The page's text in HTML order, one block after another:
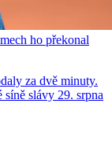
ho překonal
za dvě minuty.
slávy 29. srpna